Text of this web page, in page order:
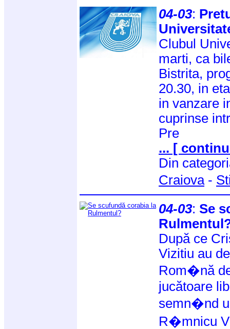
04-03:
Clubul
marti, ca
Bistrita,
20.30, in
in vanzare
cuprinse
Pre
... [
Din
Craiova-
04-03: Se
După ce
Vizitiu au
Rom�nă
jucătoare
semn�nd
R�mnicu